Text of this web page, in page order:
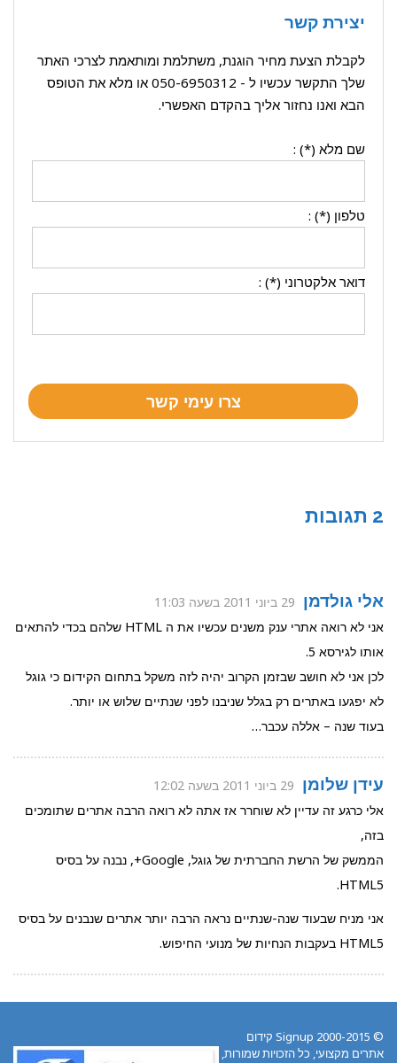
יצירת קשר
לקבלת הצעת מחיר הוגנת, משתלמת ומותאמת לצרכי האתר
שלך התקשר עכשיו ל - 050-6950312 או מלא את הטופס
הבא ואנו נחזור אליך בהקדם האפשרי.
שם מלא (*) :
טלפון (*) :
דואר אלקטרוני (*) :
2 תגובות
אלי גולדמן 29 ביוני 2011 בשעה 11:03
אני לא רואה אתרי ענק משנים עכשיו את ה HTML שלהם בכדי להתאים
אותו לגירסא 5.
לכן אני לא חושב שבזמן הקרוב יהיה לזה משקל בתחום הקידום כי גוגל
לא יפגעו באתרים רק בגלל שניבנו לפני שנתיים שלוש או יותר.
בעוד שנה – אללה עכבר…
עידן שלומן 29 ביוני 2011 בשעה 12:02
אלי כרגע זה עדיין לא שוחרר אז אתה לא רואה הרבה אתרים שתומכים
בזה,
הממשק של הרשת החברתית של גוגל, Google+, נבנה על בסיס
HTML5.
אני מניח שבעוד שנה-שנתיים נראה הרבה יותר אתרים שנבנים על בסיס
HTML5 בעקבות הנחיות של מנועי החיפוש.
© 2000-2015 Signup קידום
אתרים מקצועי, כל הזכויות שמורות,